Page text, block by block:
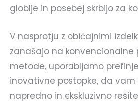
globlje in posebej skrbijo za
V nasprotju z običajnimi
zanašajo na konvencionalne
metode, uporabljamo
inovativne postopke, da
napredno in ekskluzivno